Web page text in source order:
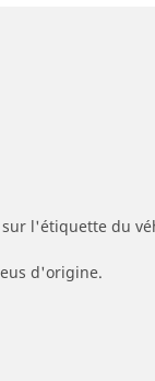
l'étiquette du
d'origine.